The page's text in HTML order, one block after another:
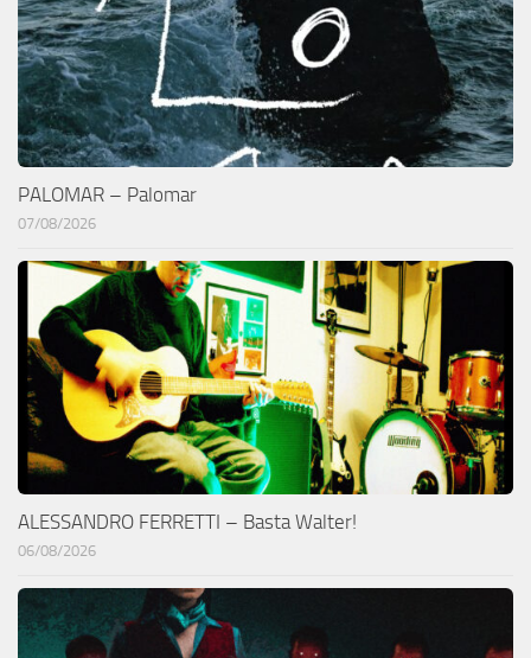
PALOMAR – Palomar
07/08/2026
ALESSANDRO FERRETTI – Basta Walter!
06/08/2026